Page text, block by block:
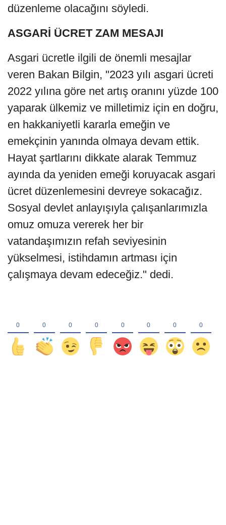
düzenleme olacağını söyledi.
ASGARİ ÜCRET ZAM MESAJI
Asgari ücretle ilgili de önemli mesajlar
veren Bakan Bilgin, "2023 yılı asgari ücreti
2022 yılına göre net artış oranını yüzde 100
yaparak ülkemiz ve milletimiz için en doğru,
en hakkaniyetli kararla emeğin ve
emekçinin yanında olmaya devam ettik.
Hayat şartlarını dikkate alarak Temmuz
ayında da yeniden emeği koruyacak asgari
ücret düzenlemesini devreye sokacağız.
Sosyal devlet anlayışıyla çalışanlarımızla
omuz omuza vererek her bir
vatandaşımızın refah seviyesinin
yükselmesi, istihdamın artması için
çalışmaya devam edeceğiz." dedi.